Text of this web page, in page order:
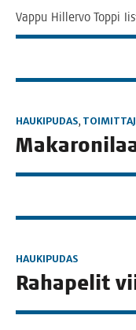
Vap­pu Hil­ler­vo Top­pi
HAUKIPUDAS,
HAUKIPUDAS
Raha­pe­lit